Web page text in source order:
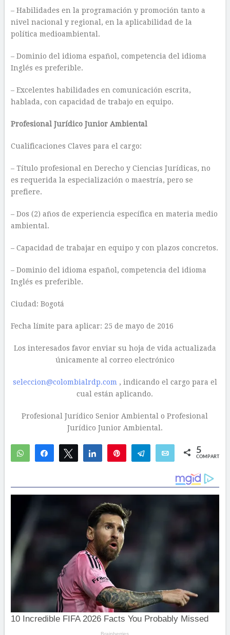
– Habilidades en la programación y promoción tanto a
nivel nacional y regional, en la aplicabilidad de la
política medioambiental.
– Dominio del idioma español, competencia del idioma
Inglés es preferible.
– Excelentes habilidades en comunicación escrita,
hablada, con capacidad de trabajo en equipo.
Profesional Jurídico Junior Ambiental
Cualificaciones Claves para el cargo:
– Título profesional en Derecho y Ciencias Jurídicas, no
es requerida la especialización o maestría, pero se
prefiere.
– Dos (2) años de experiencia específica en materia medio
ambiental.
– Capacidad de trabajar en equipo y con plazos concretos.
– Dominio del idioma español, competencia del idioma
Inglés es preferible.
Ciudad: Bogotá
Fecha límite para aplicar: 25 de mayo de 2016
Los interesados favor enviar su hoja de vida actualizada
únicamente al correo electrónico
seleccion@colombialrdp.com , indicando el cargo para el
cual están aplicando.
Profesional Jurídico Senior Ambiental o Profesional
Jurídico Junior Ambiental.
WhatsAppCompartirTwittear Compartir Telegram Email 5
COMPARTIR